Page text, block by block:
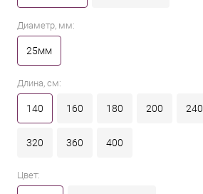
Диаметр, мм:
25мм
Длина, см:
140 160 180 200 240
320 360 400
Цвет: